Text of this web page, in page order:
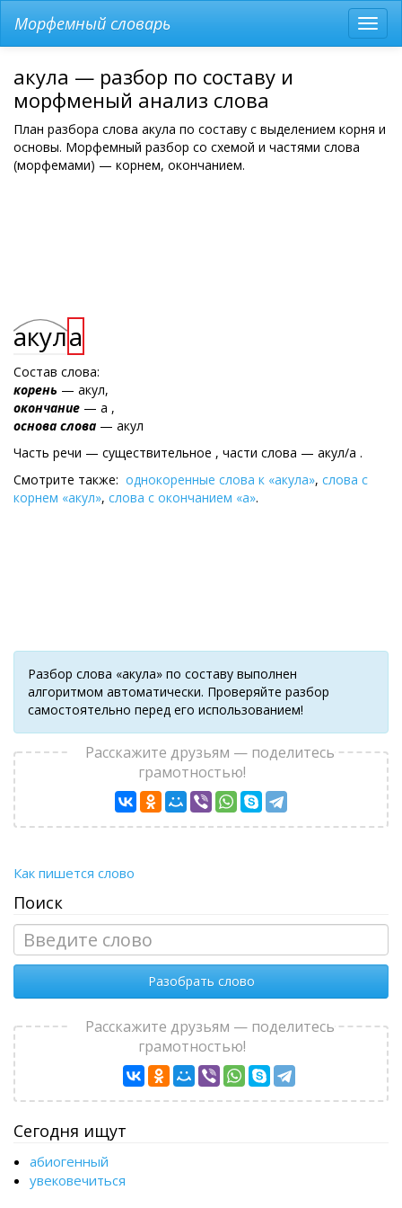
меню
Морфемный словарь
акула — разбор по составу и
морфменый анализ слова
План разбора слова акула по составу с выделением корня и
основы. Морфемный разбор со схемой и частями слова
(морфемами) — корнем, окончанием.
акула
Состав слова:
корень — акул,
окончание — а ,
основа слова — акул
Часть речи — существительное , части слова — акул/а .
Смотрите также: однокоренные слова к «акула», слова с
корнем «акул», слова с окончанием «а».
Разбор слова «акула» по составу выполнен
алгоритмом автоматически. Проверяйте разбор
самостоятельно перед его использованием!
Расскажите друзьям — поделитесь
грамотностью!
Как пишется слово
Поиск
Разобрать слово
Расскажите друзьям — поделитесь
грамотностью!
Сегодня ищут
абиогенный
увековечиться